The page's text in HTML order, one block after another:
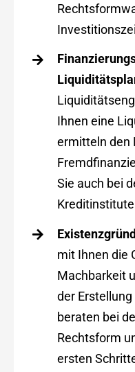
Ihnen eine
ermitteln den
Sie auch bei
mit Ihnen die
Machbarkeit
der
beraten bei
Rechtsform
ersten